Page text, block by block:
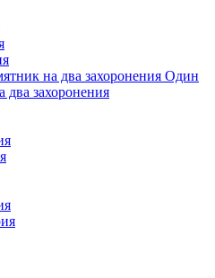
Один
два захоронения